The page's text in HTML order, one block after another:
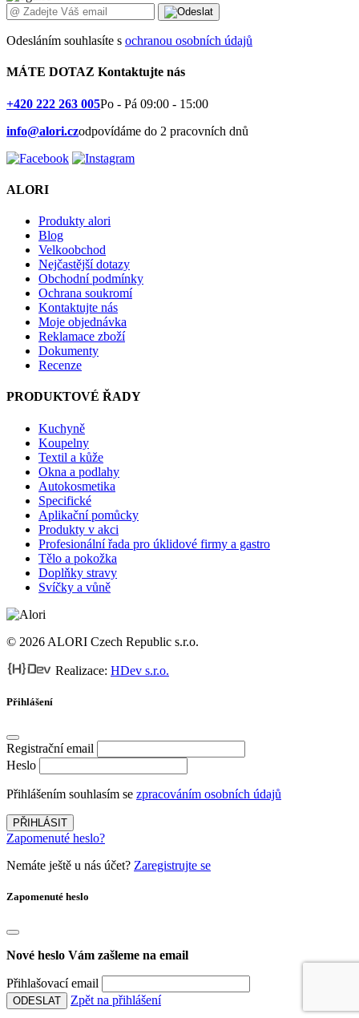
Odesláním souhlasíte s ochranou osobních údajů
MÁTE DOTAZ Kontaktujte nás
+420 222 263 005Po - Pá 09:00 - 15:00
info@alori.czodpovídáme do 2 pracovních dnů
ALORI
Produkty alori
Blog
Velkoobchod
Nejčastější dotazy
Obchodní podmínky
Ochrana soukromí
Kontaktujte nás
Moje objednávka
Reklamace zboží
Dokumenty
Recenze
PRODUKTOVÉ ŘADY
Kuchyně
Koupelny
Textil a kůže
Okna a podlahy
Autokosmetika
Specifické
Aplikační pomůcky
Produkty v akci
Profesionální řada pro úklidové firmy a gastro
Tělo a pokožka
Doplňky stravy
Svíčky a vůně
© 2026 ALORI Czech Republic s.r.o.
Realizace: HDev s.r.o.
Přihlášení
Registrační email
Heslo
Přihlášením souhlasím se zpracováním osobních údajů
PŘIHLÁSIT
Zapomenuté heslo?
Nemáte ještě u nás účet? Zaregistrujte se
Zapomenuté heslo
Nové heslo Vám zašleme na email
Přihlašovací email
ODESLAT Zpět na přihlášení